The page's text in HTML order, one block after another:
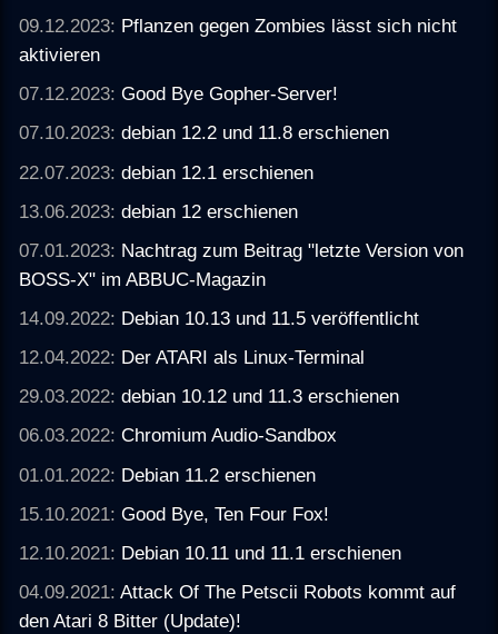
09.12.2023: Pflanzen gegen Zombies lässt sich nicht
aktivieren
07.12.2023:Good Bye Gopher-Server!
07.10.2023:debian 12.2 und 11.8 erschienen
22.07.2023:debian 12.1 erschienen
13.06.2023:debian 12 erschienen
07.01.2023: Nachtrag zum Beitrag "letzte Version von
BOSS-X" im ABBUC-Magazin
14.09.2022: Debian 10.13 und 11.5 veröffentlicht
12.04.2022: Der ATARI als Linux-Terminal
29.03.2022:debian 10.12 und 11.3 erschienen
06.03.2022:Chromium Audio-Sandbox
01.01.2022: Debian 11.2 erschienen
15.10.2021:Good Bye, Ten Four Fox!
12.10.2021: Debian 10.11 und 11.1 erschienen
04.09.2021:Attack Of The Petscii Robots kommt auf
den Atari 8 Bitter (Update)!